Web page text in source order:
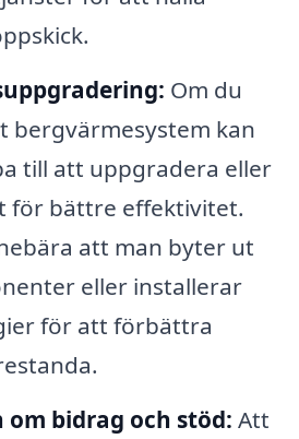
Om du
bergvärmesystem kan
till att uppgradera eller
för bättre effektivitet.
att man byter ut
eller installerar
för att förbättra
bidrag och stöd: Att